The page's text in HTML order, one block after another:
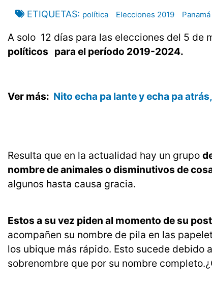
ETIQUETAS política Elecciones 2019
A solo 12 días para las elecciones del 5 de
políticos para el período 2019-2024.
Ver más: Nito echa pa lante y echa pa
Resulta que en la actualidad hay un grupo
nombre de animales o disminutivos de
algunos hasta causa gracia.
Estos a su vez piden al momento de su
acompañen su nombre de pila en las
los ubique más rápido. Esto sucede debido
sobrenombre que por su nombre